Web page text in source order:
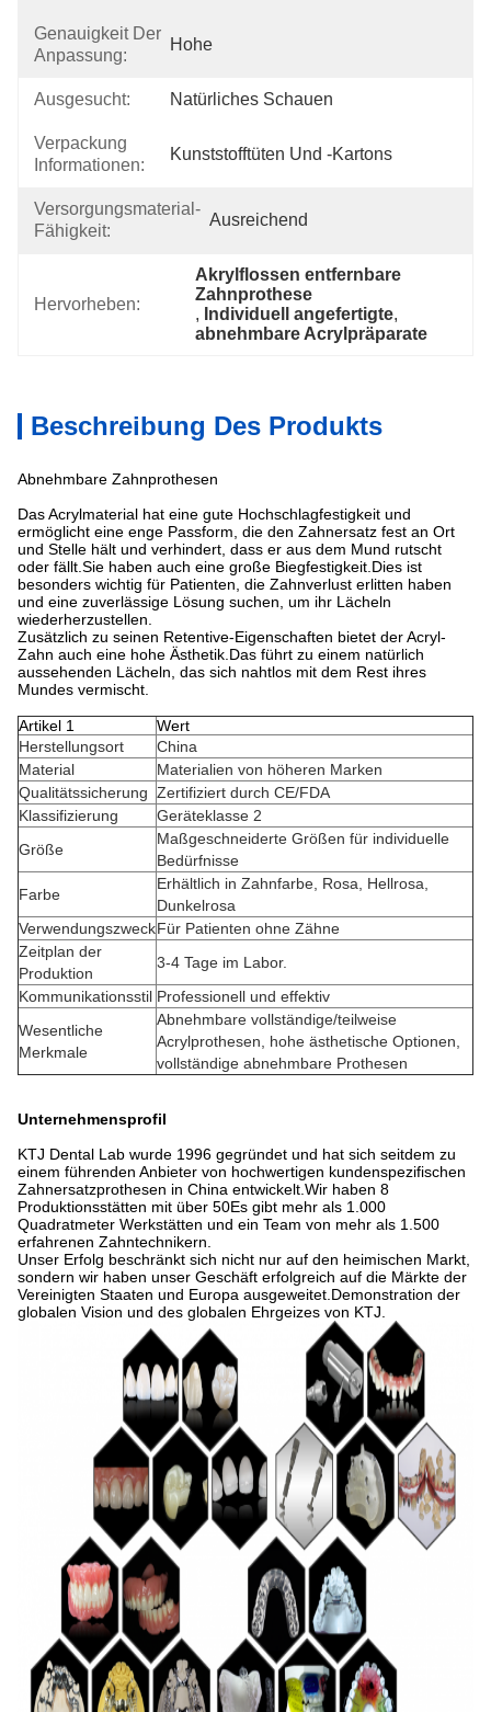
Genauigkeit Der
Anpassung:
Hohe
Ausgesucht: Natürliches Schauen
Verpackung
Informationen:
Kunststofftüten Und -kartons
Versorgungsmaterial-
Fähigkeit:
Ausreichend
Hervorheben:
Akrylflossen entfernbare
Zahnprothese
, Individuell angefertigte,
abnehmbare Acrylpräparate
Beschreibung Des Produkts
Abnehmbare Zahnprothesen
Das Acrylmaterial hat eine gute Hochschlagfestigkeit und
ermöglicht eine enge Passform, die den Zahnersatz fest an Ort
und Stelle hält und verhindert, dass er aus dem Mund rutscht
oder fällt.Sie haben auch eine große Biegfestigkeit.Dies ist
besonders wichtig für Patienten, die Zahnverlust erlitten haben
und eine zuverlässige Lösung suchen, um ihr Lächeln
wiederherzustellen.
Zusätzlich zu seinen Retentive-Eigenschaften bietet der Acryl-
Zahn auch eine hohe Ästhetik.Das führt zu einem natürlich
aussehenden Lächeln, das sich nahtlos mit dem Rest ihres
Mundes vermischt.
Artikel 1
Wert
Herstellungsort
China
Material
Materialien von höheren Marken
Qualitätssicherung Zertifiziert durch CE/FDA
Klassifizierung
Geräteklasse 2
Größe
Maßgeschneiderte Größen für individuelle
Bedürfnisse
Farbe
Erhältlich in Zahnfarbe, Rosa, Hellrosa,
Dunkelrosa
VerwendungszweckFür Patienten ohne Zähne
Zeitplan der
Produktion
3-4 Tage im Labor.
Kommunikationsstil Professionell und effektiv
Wesentliche
Merkmale
Abnehmbare vollständige/teilweise
Acrylprothesen, hohe ästhetische Optionen,
vollständige abnehmbare Prothesen
Unternehmensprofil
KTJ Dental Lab wurde 1996 gegründet und hat sich seitdem zu
einem führenden Anbieter von hochwertigen kundenspezifischen
Zahnersatzprothesen in China entwickelt.Wir haben 8
Produktionsstätten mit über 50Es gibt mehr als 1.000
Quadratmeter Werkstätten und ein Team von mehr als 1.500
erfahrenen Zahntechnikern.
Unser Erfolg beschränkt sich nicht nur auf den heimischen Markt,
sondern wir haben unser Geschäft erfolgreich auf die Märkte der
Vereinigten Staaten und Europa ausgeweitet.Demonstration der
globalen Vision und des globalen Ehrgeizes von KTJ.